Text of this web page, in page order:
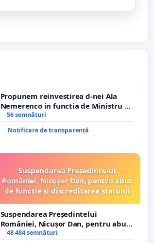
Propunem reinvestirea d-nei Ala
Nemerenco in functia de Ministru al
Sanatatii
56 semnături
Notificare de transparență
Suspendarea Președintelui
României, Nicușor Dan, pentru abuz
de funcție și discreditarea statului
Suspendarea Președintelui
României, Nicușor Dan, pentru abuz
de funcție și discreditarea statului
48 484 semnături